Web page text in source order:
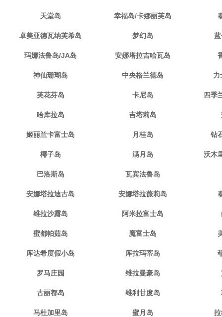
天堂岛 幸福岛/卡娜丽芙岛
卓美亚德瓦纳芙希岛 梦幻岛
玛娜法鲁岛/JA岛 安娜塔拉吉哈瓦岛
神仙珊瑚岛 中央格兰德岛 力
芙花芬岛 卡尼岛 四季
哈库拉岛 吉塔莉岛
姬丽兰卡富士岛 月桂岛 钻
椰子岛 满月岛 沃木
巴洛斯岛 瓦宾法鲁岛
安娜塔拉迪古岛 安娜塔拉薇莉岛
维拉沙露岛 阿米拉富士岛
蜜都帕茹岛 魔富士岛
库达希度假小岛 库拉玛蒂岛
罗马庄园 维拉曼豪岛
古丽都岛 维利甘度岛
马杜加里岛 蜜月岛